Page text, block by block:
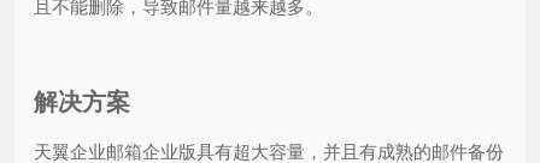
且不能删除，导致邮件量越来越多。
解决方案
天翼企业邮箱企业版具有超大容量，并且有成熟的邮件备份